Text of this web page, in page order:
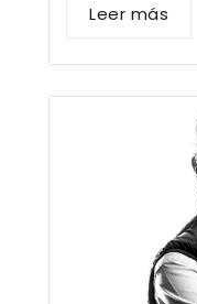
Leer más